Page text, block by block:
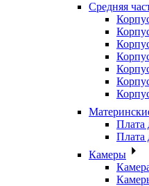
Средняя
Плата
Плата
Камеры